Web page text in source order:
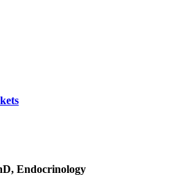
Endocrinology